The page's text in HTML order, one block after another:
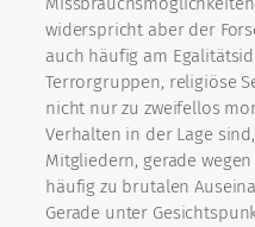
widerspricht aber der
auch häufig am
Terrorgruppen, religiöse
nicht nur zu zweifellos
Verhalten in der Lage
Mitgliedern, gerade
häufig zu brutalen
Gerade unter